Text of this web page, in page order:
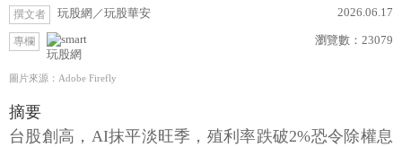
撰文者 玩股網／玩股華安 2026.06.17
專欄
玩股網
瀏覽數： 23079
圖片來源：Adobe Firefly
摘要
台股創高，AI抹平淡旺季，殖利率跌破2%恐令除權息